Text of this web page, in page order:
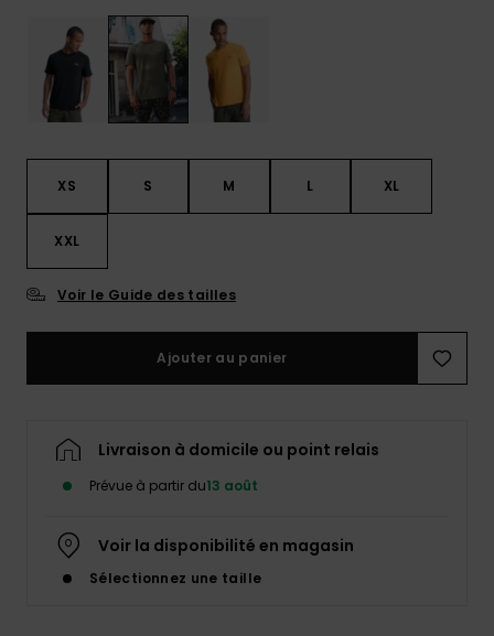
les plus
fréquentes
et notre
formulaire
de
contact.
la FAQ
XS S M L XL
XXL
Voir le Guide des tailles
Ajouter au panier
Livraison à domicile ou point relais
Prévue à partir du13 août
Voir la disponibilité en magasin
Sélectionnez une taille